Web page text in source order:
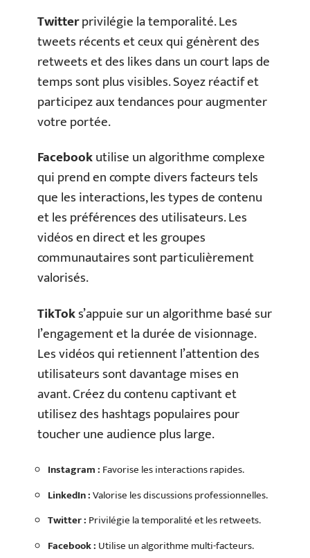
Twitterprivilégie la temporalité. Les
tweets récents et ceux qui génèrent des
retweets et des likes dans un court laps de
temps sont plus visibles. Soyez réactif et
participez aux tendances pour augmenter
votre portée.
Facebookutilise un algorithme complexe
qui prend en compte divers facteurs tels
que les interactions, les types de contenu
et les préférences des utilisateurs. Les
vidéos en direct et les groupes
communautaires sont particulièrement
valorisés.
TikToks’appuie sur un algorithme basé sur
l’engagement et la durée de visionnage.
Les vidéos qui retiennent l’attention des
utilisateurs sont davantage mises en
avant. Créez du contenu captivant et
utilisez des hashtags populaires pour
toucher une audience plus large.
Instagram : Favorise les interactions rapides.
LinkedIn :Valorise les discussions professionnelles.
Twitter : Privilégie la temporalité et les retweets.
Facebook : Utilise un algorithme multi-facteurs.